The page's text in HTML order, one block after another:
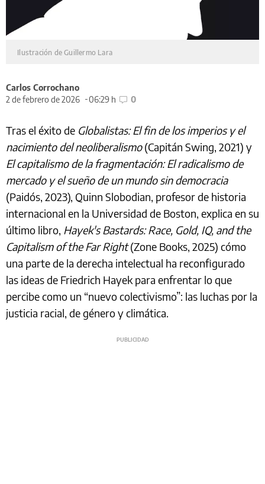
Ilustración de Guillermo Lara
Carlos Corrochano
2 de febrero de 2026
06:29 h 0
Tras el éxito de Globalistas: El fin de los imperios y el
nacimiento del neoliberalismo(Capitán Swing, 2021) y
El capitalismo de la fragmentación: El radicalismo de
mercado y el sueño de un mundo sin democracia
(Paidós, 2023), Quinn Slobodian, profesor de historia
internacional en la Universidad de Boston, explica en su
último libro, Hayek's Bastards: Race, Gold, IQ, and the
Capitalism of the Far Right(Zone Books, 2025) cómo
una parte de la derecha intelectual ha reconfigurado
las ideas de Friedrich Hayek para enfrentar lo que
percibe como un “nuevo colectivismo”: las luchas por la
justicia racial, de género y climática.